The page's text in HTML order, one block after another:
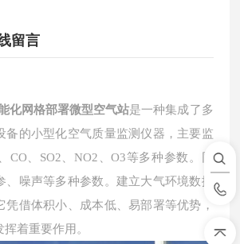
留言
化网格部署微型空气站是一种集成了多
备的小型化空气质量监测仪器，主要监
CO、SO2、NO2、O3等多种参数。同
、噪声等多种参数。建立大气环境数据
凭借体积小、成本低、易部署等优势，
着重要作用。